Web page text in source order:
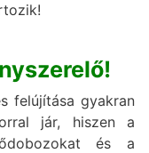
felújítása gyakran
jár, hiszen a
és a